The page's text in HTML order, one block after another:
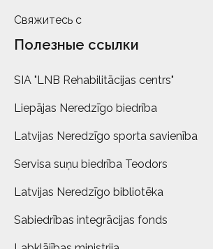
Свяжитесь с
Полезные ссылки
SIA "LNB Rehabilitācijas centrs"
Liepājas Neredzīgo biedrība
Latvijas Neredzīgo sporta savienība
Servisa suņu biedrība Teodors
Latvijas Neredzīgo bibliotēka
Sabiedrības integrācijas fonds